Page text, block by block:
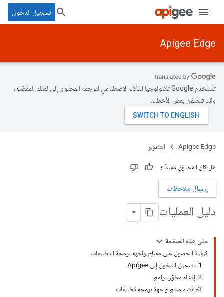
تسجيل الدخول
Apigee Edge
تستخدم Google تكنولوجيا الذكاء الاصطناعي لترجمة المحتوى إلى لغتك المفضّلة،
وقد تتضمّن بعض الأخطاء.
Apigee Edge التطوير
هل كان المحتوى مفيدًا؟
إرسال ملاحظات
دليل العمليات
على هذه الصفحة
كيفية الحصول على مفتاح واجهة برمجة التطبيقات
1. تسجيل الدخول إلى Apigee
2. إنشاء مطوّر برامج
3- إنشاء منتج واجهة برمجة تطبيقات